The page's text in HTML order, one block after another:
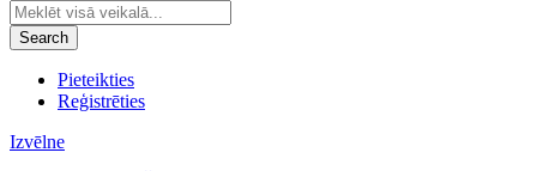
Search
Pieteikties
Reģistrēties
Izvēlne